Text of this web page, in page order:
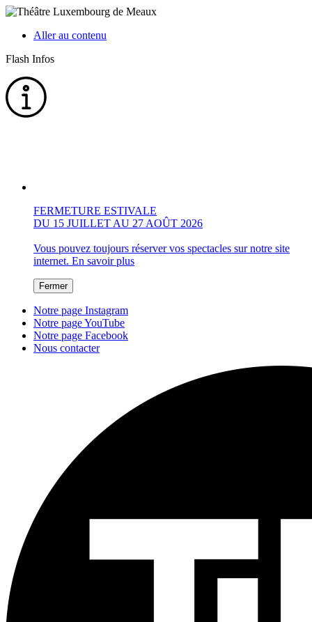
Aller au contenu
Flash Infos
FERMETURE ESTIVALE
DU 15 JUILLET AU 27 AOÛT 2026
Vous pouvez toujours réserver vos spectacles sur notre site
internet. En savoir plus
Fermer
Notre page Instagram
Notre page YouTube
Notre page Facebook
Nous contacter